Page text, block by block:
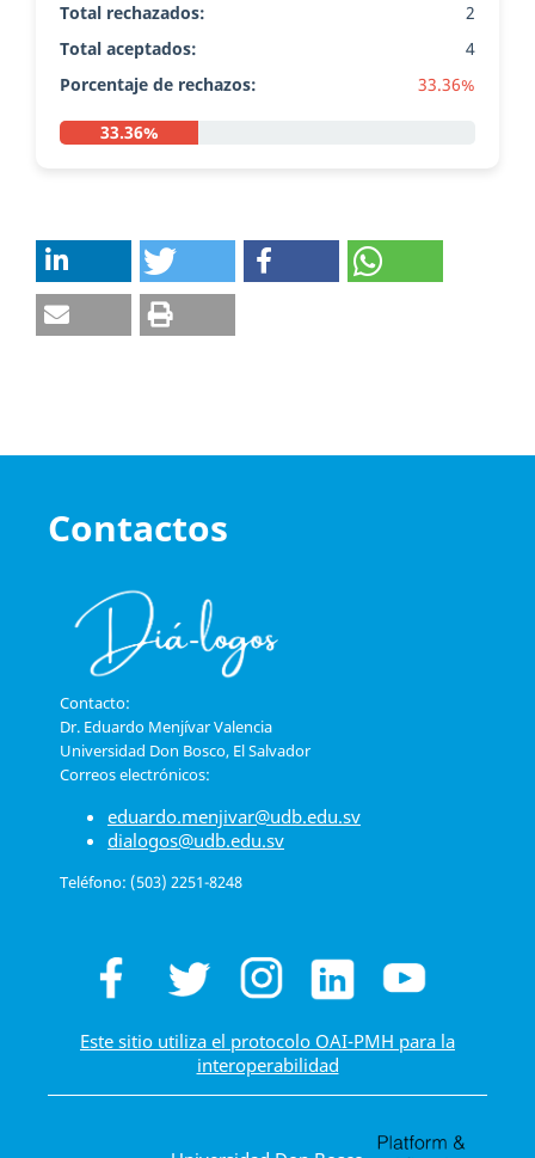
Total rechazados:
2
Total aceptados:
4
Porcentaje de rechazos:
33.36%
33.36%
Contactos
Contacto:
Dr. Eduardo Menjívar Valencia
Universidad Don Bosco, El Salvador
Correos electrónicos:
eduardo.menjivar@udb.edu.sv
dialogos@udb.edu.sv
Teléfono: (503) 2251-8248
Este sitio utiliza el protocolo OAI-PMH para la
interoperabilidad